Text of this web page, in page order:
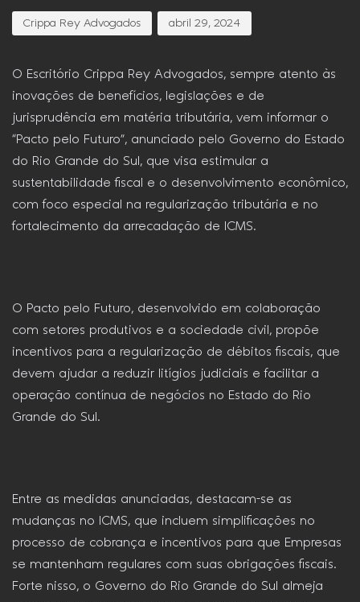
Crippa Rey Advogados abril 29, 2024
O Escritório Crippa Rey Advogados, sempre atento às
inovações de benefícios, legislações e de
jurisprudência em matéria tributária, vem informar o
“Pacto pelo Futuro”, anunciado pelo Governo do Estado
do Rio Grande do Sul, que visa estimular a
sustentabilidade fiscal e o desenvolvimento econômico,
com foco especial na regularização tributária e no
fortalecimento da arrecadação de ICMS.
O Pacto pelo Futuro, desenvolvido em colaboração
com setores produtivos e a sociedade civil, propõe
incentivos para a regularização de débitos fiscais, que
devem ajudar a reduzir litígios judiciais e facilitar a
operação contínua de negócios no Estado do Rio
Grande do Sul.
Entre as medidas anunciadas, destacam-se as
mudanças no ICMS, que incluem simplificações no
processo de cobrança e incentivos para que Empresas
se mantenham regulares com suas obrigações fiscais.
Forte nisso, o Governo do Rio Grande do Sul almeja